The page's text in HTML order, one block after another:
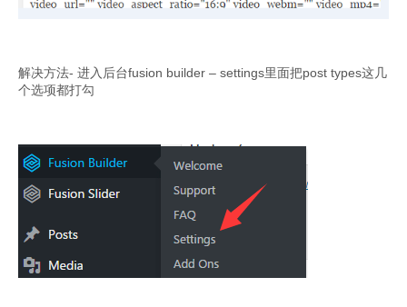
解决方法- 进入后台fusion builder – settings里面把post types这几
个选项都打勾